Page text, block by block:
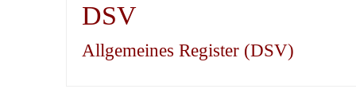
DSV
Allgemeines Register (DSV)